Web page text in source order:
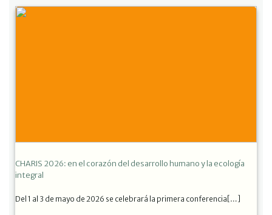
CHARIS 2026: en el corazón del desarrollo humano y la ecología
integral
Del 1 al 3 de mayo de 2026 se celebrará la primera conferencia[…]